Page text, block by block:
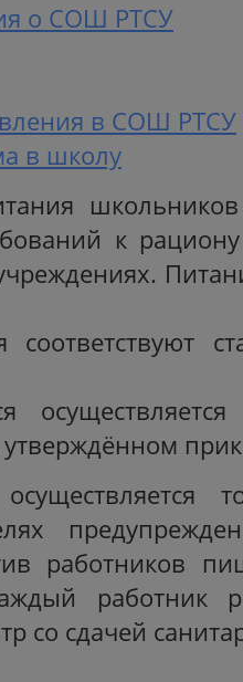
о СОШ РТСУ
в СОШ РТСУ
в школу
к
работников
работник
со сдачей